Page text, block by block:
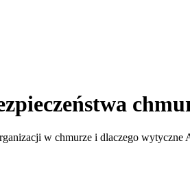
w chmurze i dlaczego